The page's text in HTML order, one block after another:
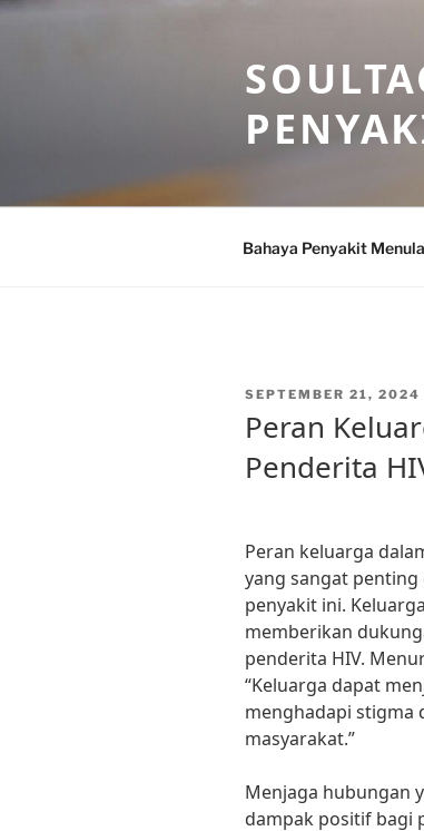
Skip
Bahaya Penyakit
POSTED
SEPTEMBER 21, 2024
Peran
Penderita
Peran keluarga
yang sangat
penyakit ini.
memberikan
penderita HIV.
“Keluarga dapat
menghadapi stigma
masyarakat.”
Menjaga hubungan
dampak positif bagi